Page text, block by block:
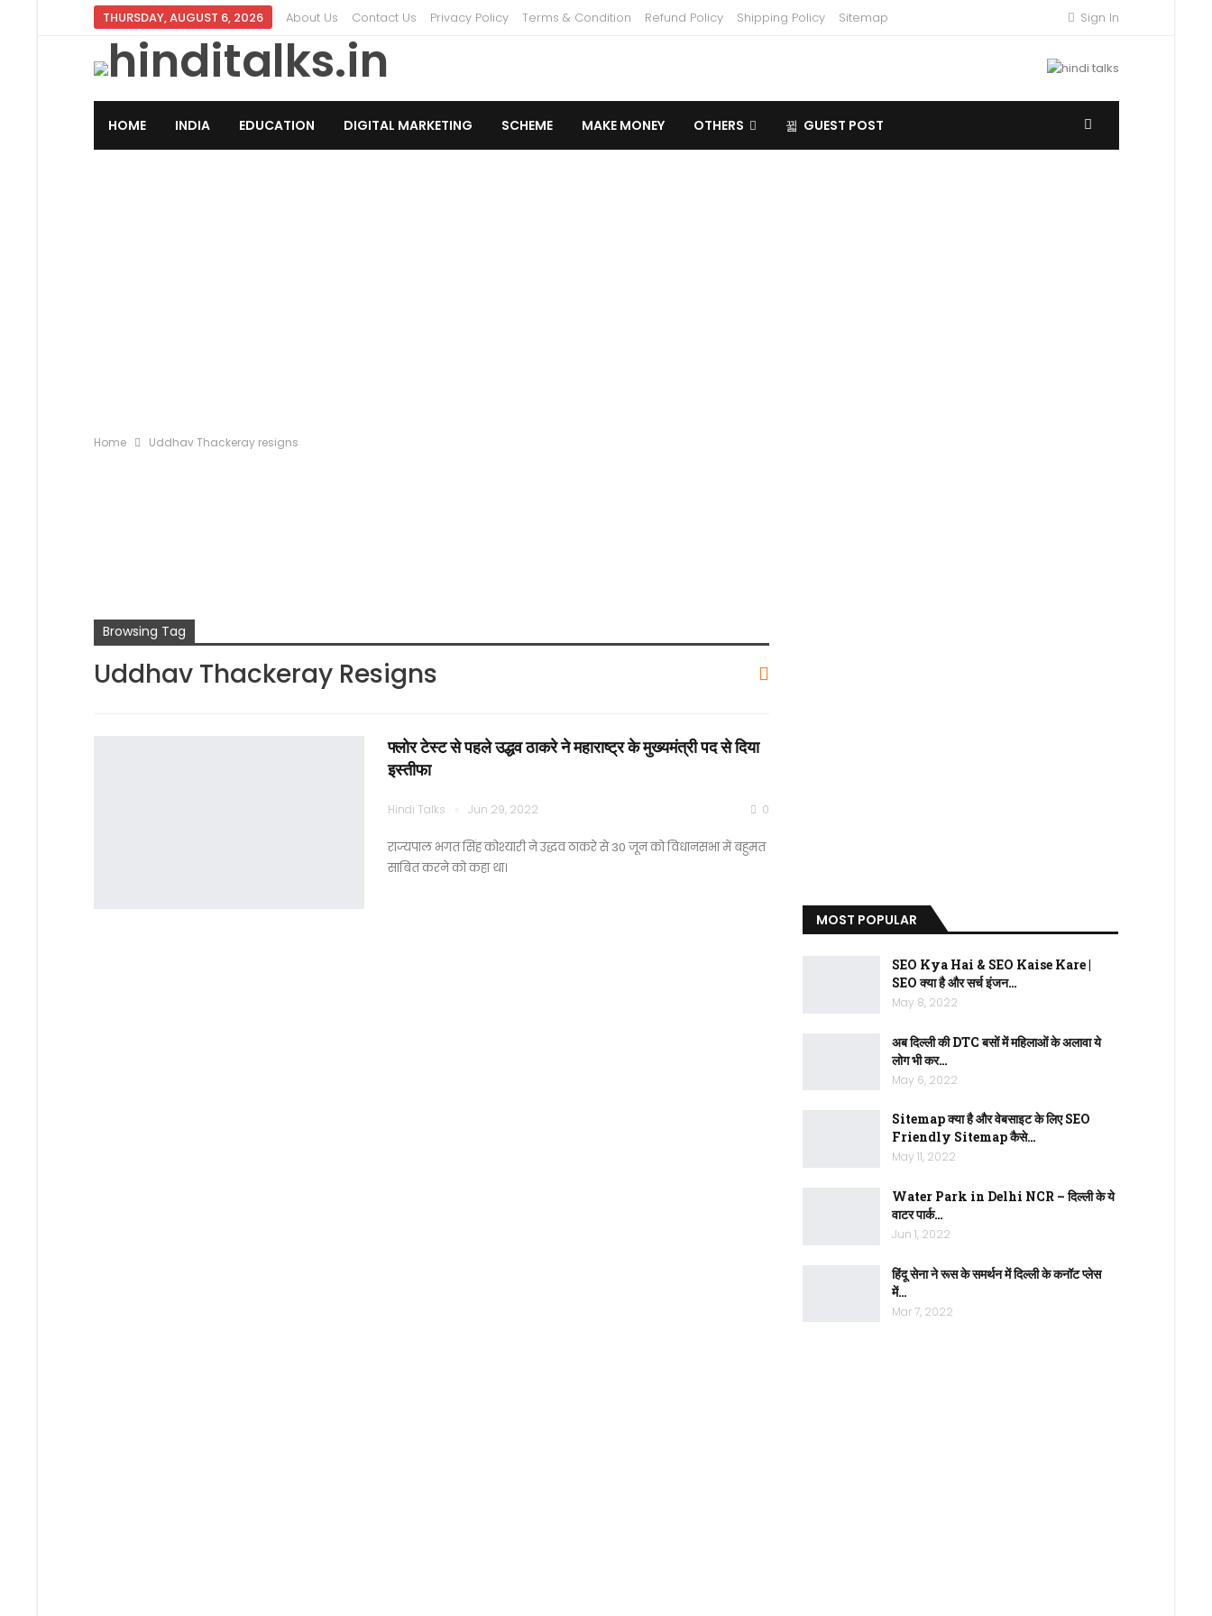
Sign In
THURSDAY, AUGUST 6, 2026 About Us Contact Us Privacy Policy Terms & Condition Refund Policy Shipping Policy Sitemap
HOME INDIA EDUCATION DIGITAL MARKETING SCHEME MAKE MONEY OTHERS GUEST POST
Home Uddhav Thackeray resigns
Browsing Tag
Uddhav Thackeray Resigns
फ्लोर टेस्ट से पहले उद्धव ठाकरे ने महाराष्ट्र के मुख्यमंत्री पद से दिया
इस्तीफा
Hindi Talks Jun 29, 2022 0
राज्यपाल भगत सिंह कोश्यारी ने उद्धव ठाकरे से 30 जून को विधानसभा में बहुमत
साबित करने को कहा था।
MOST POPULAR
SEO Kya Hai & SEO Kaise Kare |
SEO क्या है और सर्च इंजन…
May 8, 2022
अब दिल्ली की DTC बसों में महिलाओं के अलावा ये
लोग भी कर…
May 6, 2022
Sitemap क्या है और वेबसाइट के लिए SEO
Friendly Sitemap कैसे…
May 11, 2022
Water Park in Delhi NCR – दिल्ली के ये
वाटर पार्क…
Jun 1, 2022
हिंदू सेना ने रूस के समर्थन में दिल्ली के कनॉट प्लेस
में…
Mar 7, 2022